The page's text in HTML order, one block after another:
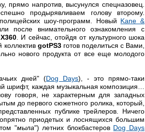
прямо напротив, высунулся спецназовец.
продырявливаем голову второму.
шоу-программ. Новый Kane &
после внимательного ознакомления с
X360 . И сейчас, отойдя от культурного шока
коллектив gotPS3готов поделиться с Вами,
нового продукта от все еще молодого
дней" (Dog Days), - это прямо-таки
каждая музыкальная композиция…
говоря, не характерным для западных
до первого сюжетного ролика, который,
публике трейлеров. Ничего
приодетых и лоснящихся большим
"мыла") летних блокбастеров Dog Days